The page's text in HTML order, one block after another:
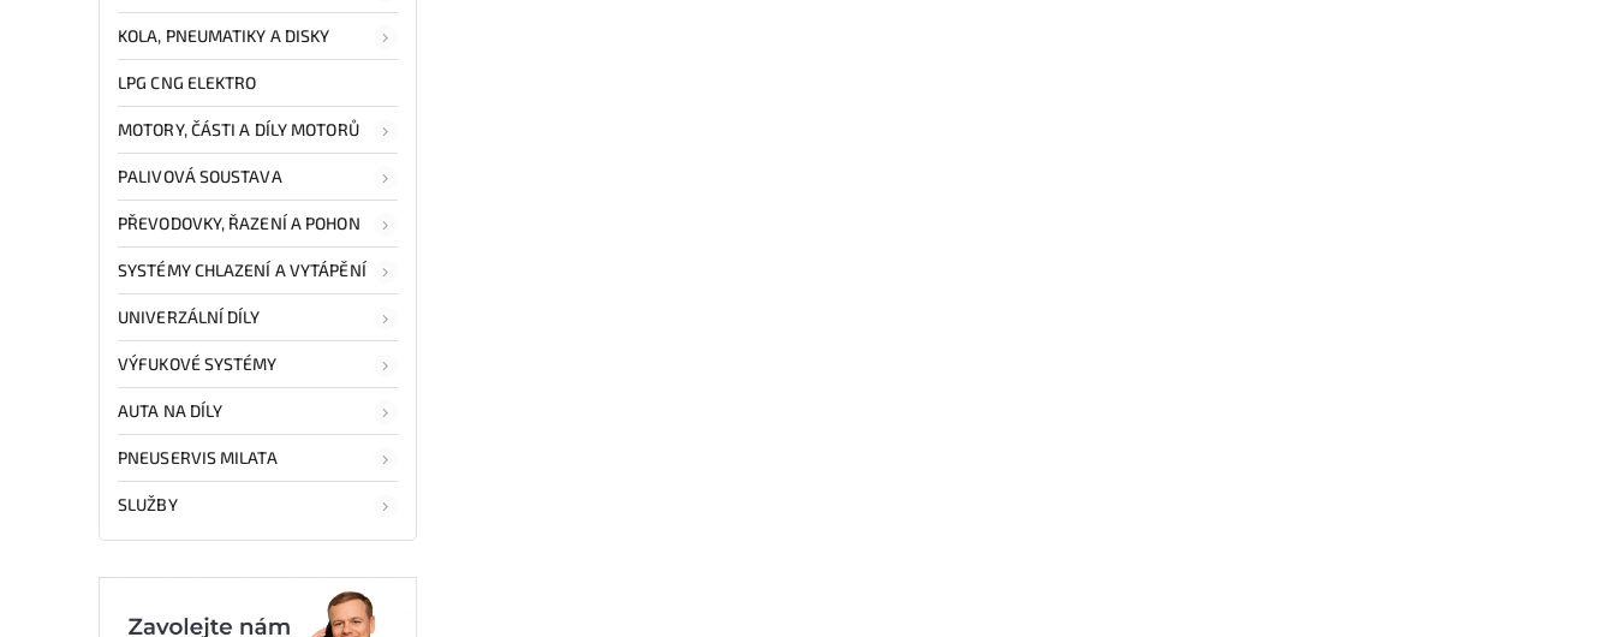
KOLA, PNEUMATIKY A DISKY
LPG CNG ELEKTRO
MOTORY, ČÁSTI A DÍLY MOTORŮ
PALIVOVÁ SOUSTAVA
PŘEVODOVKY, ŘAZENÍ A POHON
SYSTÉMY CHLAZENÍ A VYTÁPĚNÍ
UNIVERZÁLNÍ DÍLY
VÝFUKOVÉ SYSTÉMY
AUTA NA DÍLY
PNEUSERVIS MILATA
SLUŽBY